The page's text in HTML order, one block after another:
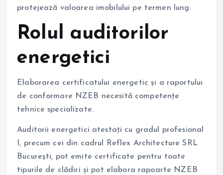
protejează valoarea imobilului pe termen lung.
Rolul auditorilor
energetici
Elaborarea certificatului energetic și a raportului
de conformare NZEB necesită competențe
tehnice specializate.
Auditorii energetici atestați cu gradul profesional
I, precum cei din cadrul Reflex Architecture SRL
București, pot emite certificate pentru toate
tipurile de clădiri și pot elabora rapoarte NZEB